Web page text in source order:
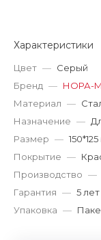
Характеристики
Цвет — Серый
Бренд — НОРА-М
Материал —
Назначение —
Размер —
Покрытие —
Производство —
Гарантия — 5 лет
Упаковка —